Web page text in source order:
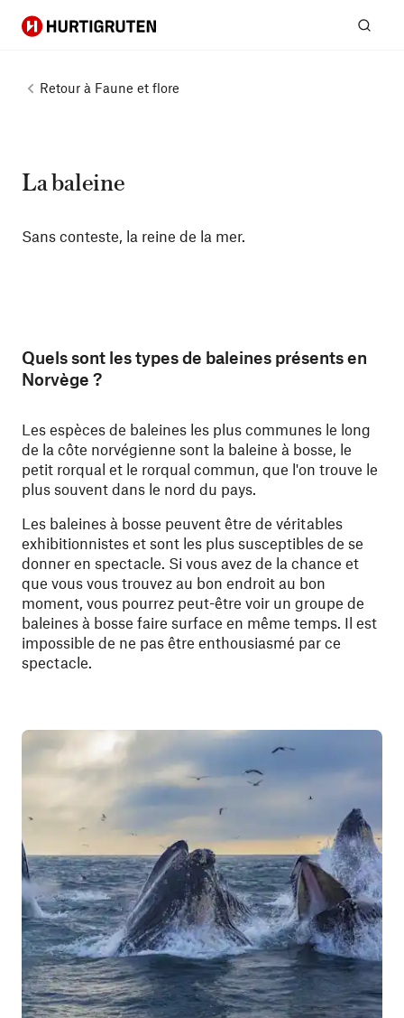
Hurtigruten
Retour à Faune et flore
La baleine
Sans conteste, la reine de la mer.
Quels sont les types de baleines présents en
Norvège ?
Les espèces de baleines les plus communes le long
de la côte norvégienne sont la baleine à bosse, le
petit rorqual et le rorqual commun, que l'on trouve le
plus souvent dans le nord du pays.
Les baleines à bosse peuvent être de véritables
exhibitionnistes et sont les plus susceptibles de se
donner en spectacle. Si vous avez de la chance et
que vous vous trouvez au bon endroit au bon
moment, vous pourrez peut-être voir un groupe de
baleines à bosse faire surface en même temps. Il est
impossible de ne pas être enthousiasmé par ce
spectacle.